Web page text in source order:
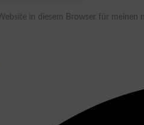
in diesem Browser für meinen